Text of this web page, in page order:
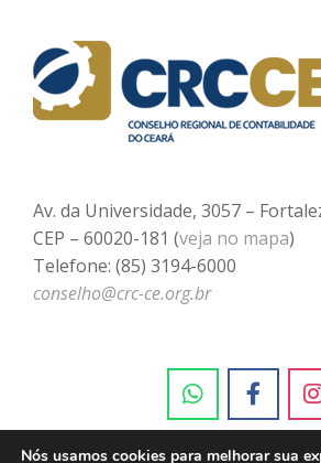
Av. da Universidade, 3057 –
CEP – 60020-181 (veja no mapa)
Telefone: (85) 3194-6000
conselho@crc-ce.org.br
Nós usamos cookies para melhorar sua